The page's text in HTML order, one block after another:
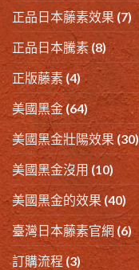
正品日本藤素效果 (7)
正品日本騰素 (8)
正版藤素(4)
美國黑金(64)
美國黑金壯陽效果(30)
美國黑金沒用 (10)
美國黑金的效果 (40)
臺灣日本藤素官網 (6)
訂購流程 (3)